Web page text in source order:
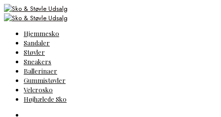
Hjemmesko
Sandaler
Støvler
Sneakers
Ballerinaer
Gummistøvler
Velcrosko
Højhælede Sko